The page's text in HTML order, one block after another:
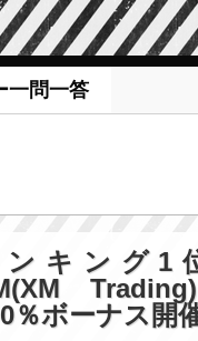
一問一答
ンキング1
％ボーナス開